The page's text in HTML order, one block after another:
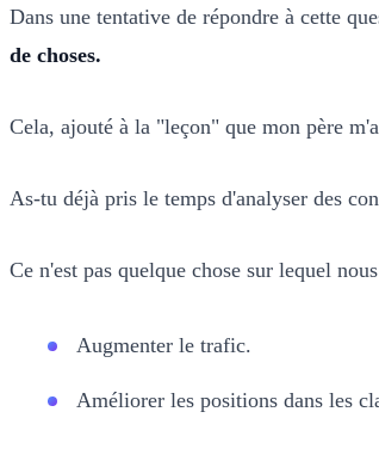
Dans une tentative de répondre à cette
de choses.
Cela, ajouté à la "leçon" que mon père
As-tu déjà pris le temps d'analyser des
Ce n'est pas quelque chose sur lequel
Augmenter le trafic.
Améliorer les positions dans les